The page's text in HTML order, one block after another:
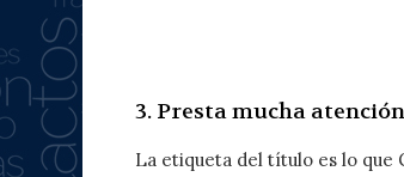
3. Presta mucha
La etiqueta del título es lo que